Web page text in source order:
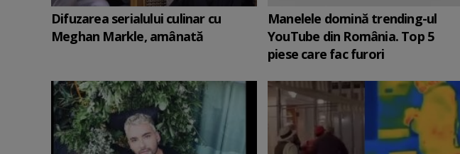
Difuzarea serialului culinar cu
Meghan Markle, amânată
Manelele domină trending-ul
YouTube din România. Top 5
piese care fac furori